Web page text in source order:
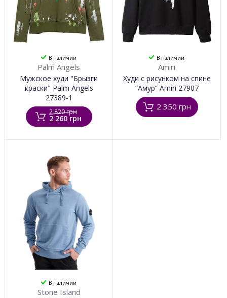
В наличии
Palm Angels
Мужское худи "Брызги
краски" Palm Angels
27389-1
2 820 грн
2 260 грн
В наличии
Amiri
Худи с рисунком на спине
“Амур” Amiri 27907
2 350 грн
В наличии
Stone Island